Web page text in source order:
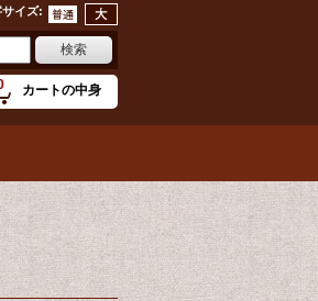
サイズ:
カートの中身